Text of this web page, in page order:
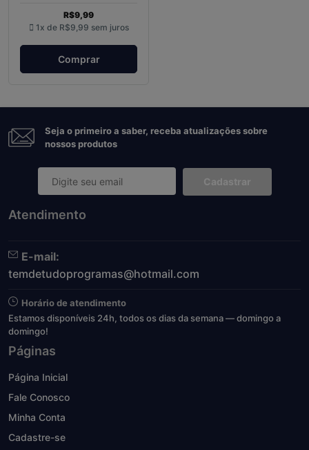
R$9,99
1x de R$9,99 sem juros
Comprar
Seja o primeiro a saber, receba atualizações sobre
nossos produtos
Cadastrar
Atendimento
E-mail:
temdetudoprogramas@hotmail.com
Horário de atendimento
Estamos disponíveis 24h, todos os dias da semana — domingo a
domingo!
Páginas
Página Inicial
Fale Conosco
Minha Conta
Cadastre-se